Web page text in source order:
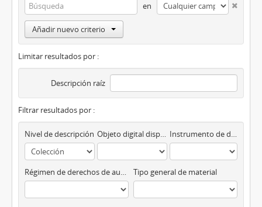
en
Añadir nuevo criterio
Limitar resultados por :
Descripción raíz
Filtrar resultados por :
Nivel de descripción Objeto digital disponibles Instrumento de descripción
Régimen de derechos de autor Tipo general de material